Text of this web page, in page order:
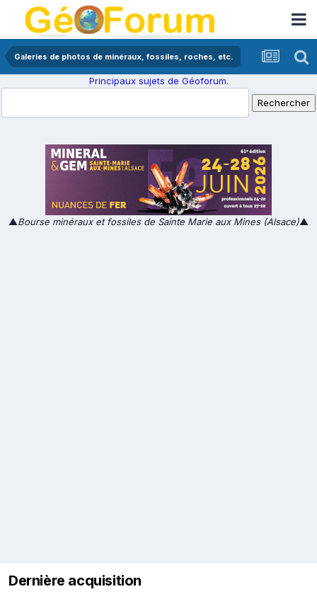
Galeries de photos de minéraux, fossiles, roches, etc.
Principaux sujets de Géoforum.
▲Bourse minéraux et fossiles de Sainte Marie aux Mines (Alsace)▲
Dernière acquisition